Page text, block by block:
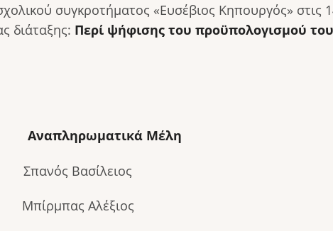
συγκροτήματος «Ευσέβιος Κηπουργός» στις
διάταξης: Περί ψήφισης του προϋπολογισμού
Αναπληρωματικά Μέλη
Βασίλειος
Αλέξιος